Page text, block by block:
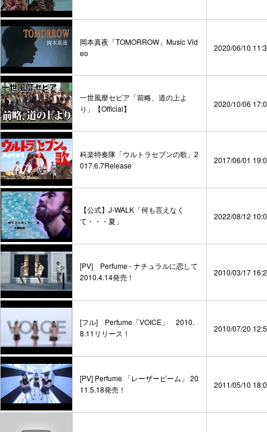
岡本真夜「TOMORROW」Music Vid
eo
2020/06/10
一世風靡セピア「前略、道の上よ
り」【Official】
2020/10/06
科楽特奏隊「ウルトラセブンの歌」2
017.6.7Release
2017/06/01
【公式】J-WALK「何も言えなく
て・・・夏」
2022/08/12
[PV] Perfume - ナチュラルに恋して
2010.4.14発売！
2010/03/17
[フル] Perfume「VOICE」 2010.
8.11リリース！
2010/07/20
[PV] Perfume 「レーザービーム」 20
11.5.18発売！
2011/05/10